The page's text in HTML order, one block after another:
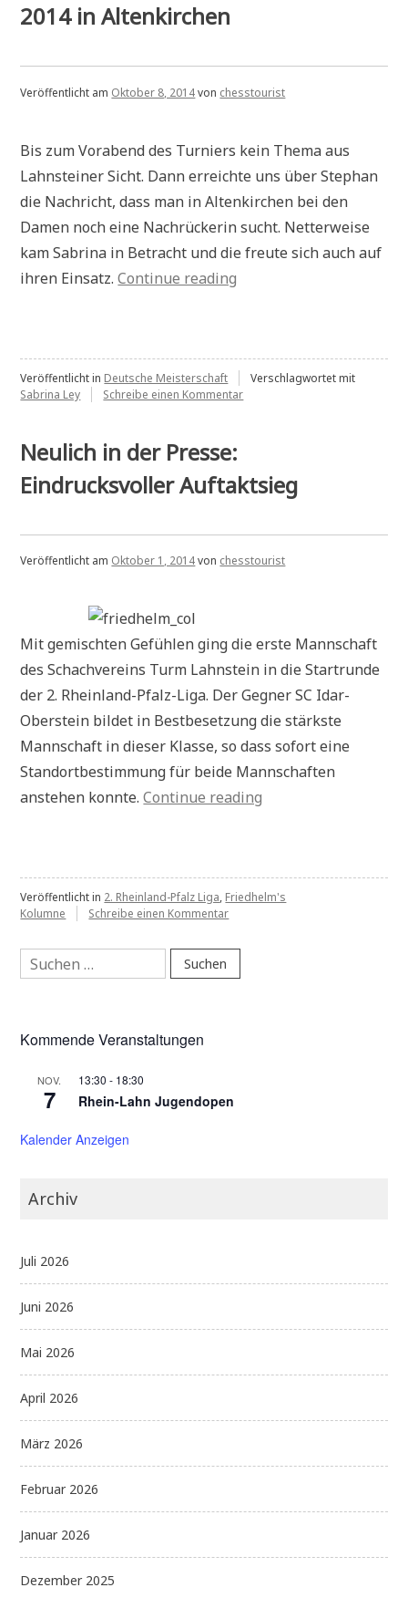
Auswärtssieg
im
2014 in Altenkirchen
Veröffentlicht am Oktober 8, 2014von chesstourist
Bis zum Vorabend des Turniers kein Thema aus
Lahnsteiner Sicht. Dann erreichte uns über Stephan
die Nachricht, dass man in Altenkirchen bei den
Damen noch eine Nachrückerin sucht. Netterweise
kam Sabrina in Betracht und die freute sich auch auf
ihren Einsatz.Continue reading
2014
Altenkirchen“
Veröffentlicht in Deutsche Meisterschaft
Verschlagwortet mit
Sabrina Ley
Schreibe einen Kommentarzu
in
Altenkirchen
Neulich in der Presse:
Eindrucksvoller Auftaktsieg
Veröffentlicht am Oktober 1, 2014von chesstourist
Mit gemischten Gefühlen ging die erste Mannschaft
des Schachvereins Turm Lahnstein in die Startrunde
der 2. Rheinland-Pfalz-Liga. Der Gegner SC Idar-
Oberstein bildet in Bestbesetzung die stärkste
Mannschaft in dieser Klasse, so dass sofort eine
Standortbestimmung für beide Mannschaften
anstehen konnte.Continue reading
Presse:
Eindrucksvoller
Veröffentlicht in 2. Rheinland-Pfalz Liga, Friedhelm's
Kolumne
Schreibe einen Kommentarzu
in
Presse:
Suchen
nach:
Kommende Veranstaltungen
NOV.
7
13:30 - 18:30
Rhein-Lahn Jugendopen
Kalender Anzeigen
Archiv
Juli 2026
Juni 2026
Mai 2026
April 2026
März 2026
Februar 2026
Januar 2026
Dezember 2025